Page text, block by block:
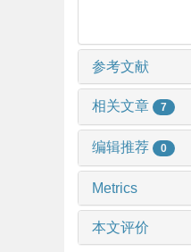
参考文献
相关文章 7
编辑推荐 0
Metrics
本文评价